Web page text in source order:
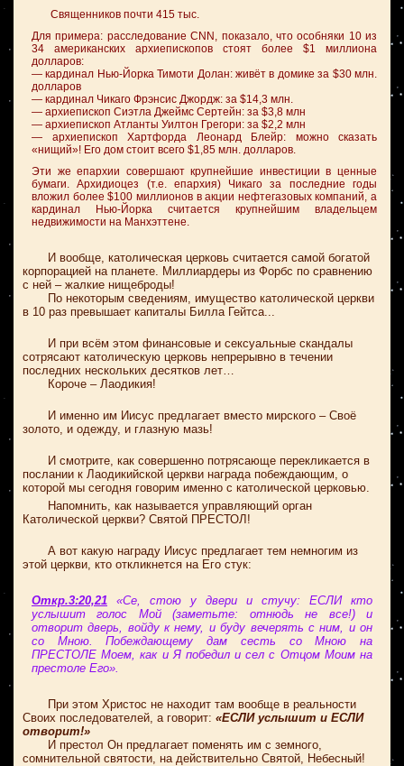
Священников почти 415 тыс.
Для примера: расследование CNN, показало, что особняки 10 из
34 американских архиепископов стоят более $1 миллиона
долларов:
— кардинал Нью-Йорка Тимоти Долан: живёт в домике за $30 млн.
долларов
— кардинал Чикаго Фрэнсис Джордж: за $14,3 млн.
— архиепископ Сиэтла Джеймс Сертейн: за $3,8 млн
— архиепископ Атланты Уилтон Грегори: за $2,2 млн
— архиепископ Хартфорда Леонард Блейр: можно сказать
«нищий»! Его дом стоит всего $1,85 млн. долларов.
Эти же епархии совершают крупнейшие инвестиции в ценные
бумаги. Архидиоцез (т.е. епархия) Чикаго за последние годы
вложил более $100 миллионов в акции нефтегазовых компаний, а
кардинал Нью-Йорка считается крупнейшим владельцем
недвижимости на Манхэттене.
И вообще, католическая церковь считается самой богатой
корпорацией на планете. Миллиардеры из Форбс по сравнению
с ней – жалкие нищеброды!
По некоторым сведениям, имущество католической церкви
в 10 раз превышает капиталы Билла Гейтса...
И при всём этом финансовые и сексуальные скандалы
сотрясают католическую церковь непрерывно в течении
последних нескольких десятков лет…
Короче – Лаодикия!
И именно им Иисус предлагает вместо мирского – Своё
золото, и одежду, и глазную мазь!
И смотрите, как совершенно потрясающе перекликается в
послании к Лаодикийской церкви награда побеждающим, о
которой мы сегодня говорим именно с католической церковью.
Напомнить, как называется управляющий орган
Католической церкви? Святой ПРЕСТОЛ!
А вот какую награду Иисус предлагает тем немногим из
этой церкви, кто откликнется на Его стук:
Откр.3:20,21 «Се, стою у двери и стучу: ЕСЛИ кто
услышит голос Мой (заметьте: отнюдь не все!) и
отворит дверь, войду к нему, и буду вечерять с ним, и он
со Мною. Побеждающему дам сесть со Мною на
ПРЕСТОЛЕ Моем, как и Я победил и сел с Отцом Моим на
престоле Его».
При этом Христос не находит там вообще в реальности
Своих последователей, а говорит: «ЕСЛИ услышит и ЕСЛИ
отворит!»
И престол Он предлагает поменять им с земного,
сомнительной святости, на действительно Святой, Небесный!